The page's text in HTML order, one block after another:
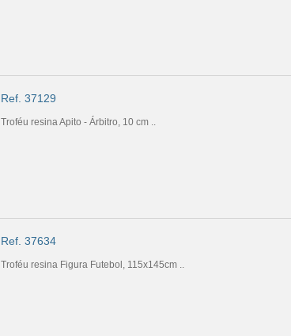
Ref. 37129
Troféu resina Apito - Árbitro, 10 cm ..
Ref. 37634
Troféu resina Figura Futebol, 115x145cm ..